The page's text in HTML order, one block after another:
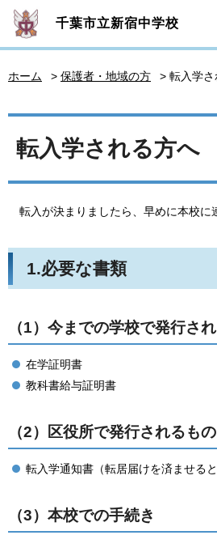
千葉市立新宿中学校
ホーム > 保護者・地域の方
> 転入学
転入学される方へ
転入が決まりましたら、早めに本校に
1.必要な書類
（1）今までの学校で発行さ
在学証明書
教科書給与証明書
（2）区役所で発行されるもの
転入学通知書（転居届けを済ませる
（3）本校での手続き